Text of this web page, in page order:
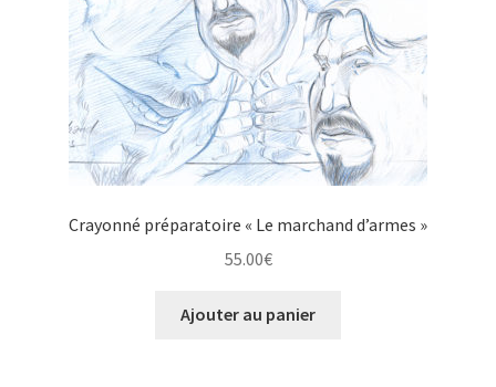
Crayonné préparatoire « Le marchand d’armes »
55.00€
Ajouter au panier